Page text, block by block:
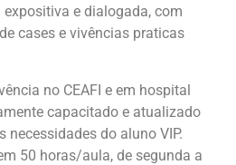
e dialogada, com
cases e vivências praticas
no CEAFI e em hospital
capacitado e atualizado
necessidades do aluno VIP.
50 horas/aula, de segunda a